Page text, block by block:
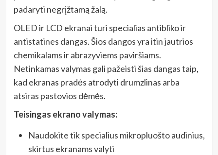
padaryti negrįžtamą žalą.
OLED ir LCD ekranai turi specialias antibliko ir
antistatines dangas. Šios dangos yra itin jautrios
chemikalams ir abrazyviems paviršiams.
Netinkamas valymas gali pažeisti šias dangas taip,
kad ekranas pradės atrodyti drumzlinas arba
atsiras pastovios dėmės.
Teisingas ekrano valymas:
Naudokite tik specialius mikropluošto audinius,
skirtus ekranams valyti